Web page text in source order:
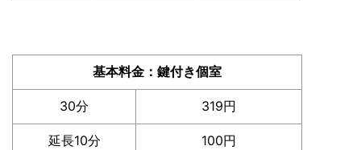
基本料金：鍵付き個室
30分 319円
延長10分 100円